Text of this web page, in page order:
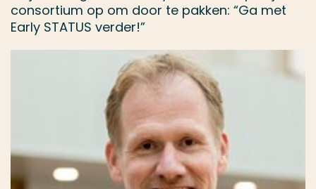
consortium op om door te pakken: “Ga met
Early STATUS verder!”